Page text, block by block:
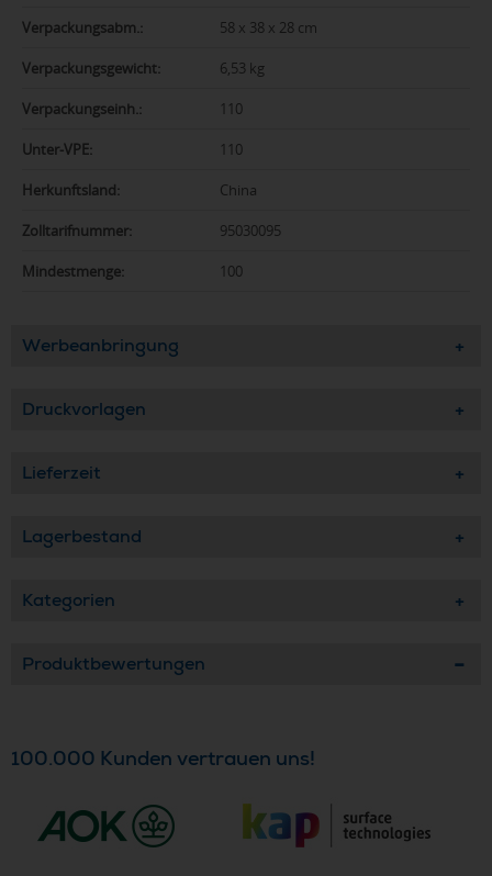
Verpackungsabm.: 58 x 38 x 28 cm
Verpackungsgewicht: 6,53 kg
Verpackungseinh.: 110
Unter-VPE: 110
Herkunftsland: China
Zolltarifnummer: 95030095
Mindestmenge: 100
Werbeanbringung
Druckvorlagen
Lieferzeit
Lagerbestand
Kategorien
Produktbewertungen
100.000 Kunden vertrauen uns!